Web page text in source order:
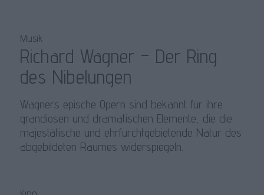
Musik
Richard Wagner – Der Ring
des Nibelungen
Wagners epische Opern sind bekannt für ihre
grandiosen und dramatischen Elemente, die die
majestätische und ehrfurchtgebietende Natur des
abgebildeten Raumes widerspiegeln.